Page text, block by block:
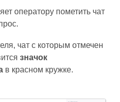
оператору пометить чат
чат с которым отмечен
значок
в красном кружке.